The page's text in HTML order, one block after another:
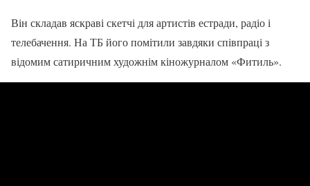
Він складав яскраві скетчі для артистів естради, радіо і
телебачення. На ТБ його помітили завдяки співпраці з
відомим сатиричним художнім кіножурналом «Фитиль».